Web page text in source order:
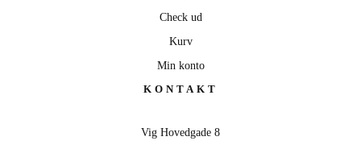
Check ud
Kurv
Min konto
KONTAKT
Vig Hovedgade 8